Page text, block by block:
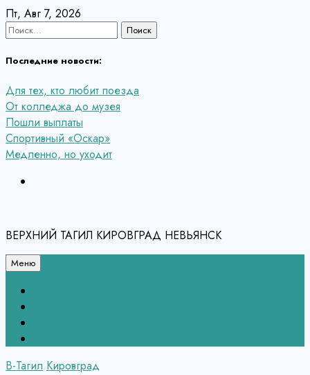
Перейти
к
Пт, Авг 7, 2026
Найти:
Последние новости:
Для тех, кто любит поезда
От колледжа до музея
Пошли выплаты
Спортивный «Оскар»
Медленно, но уходит
ВЕРХНИЙ ТАГИЛ КИРОВГРАД НЕВЬЯНСК
Меню
В-Тагил Кировград